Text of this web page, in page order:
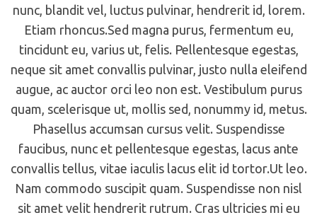
nunc, blandit vel, luctus pulvinar, hendrerit id, lorem.
Etiam rhoncus.Sed magna purus, fermentum eu,
tincidunt eu, varius ut, felis. Pellentesque egestas,
neque sit amet convallis pulvinar, justo nulla eleifend
augue, ac auctor orci leo non est. Vestibulum purus
quam, scelerisque ut, mollis sed, nonummy id, metus.
Phasellus accumsan cursus velit. Suspendisse
faucibus, nunc et pellentesque egestas, lacus ante
convallis tellus, vitae iaculis lacus elit id tortor.Ut leo.
Nam commodo suscipit quam. Suspendisse non nisl
sit amet velit hendrerit rutrum. Cras ultricies mi eu